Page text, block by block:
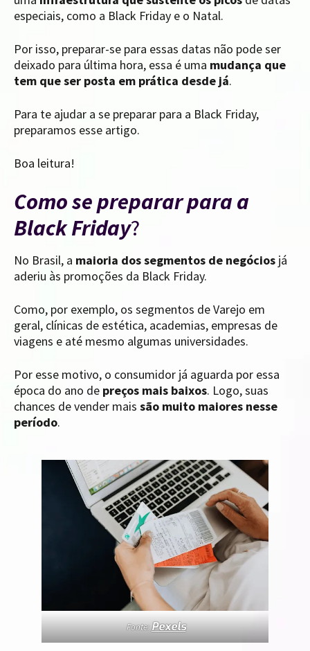
especiais, como a Black Friday e o Natal.
Por isso, preparar-se para essas datas não pode ser
deixado para última hora, essa é uma mudança que
tem que ser posta em prática desde já.
Para te ajudar a se preparar para a Black Friday,
preparamos esse artigo.
Boa leitura!
Como se preparar para a
Black Friday?
No Brasil, a maioria dos segmentos de negócios já
aderiu às promoções da Black Friday.
Como, por exemplo, os segmentos de Varejo em
geral, clínicas de estética, academias, empresas de
viagens e até mesmo algumas universidades.
Por esse motivo, o consumidor já aguarda por essa
época do ano de preços mais baixos. Logo, suas
chances de vender mais são muito maiores nesse
período.
Fonte:Pexels